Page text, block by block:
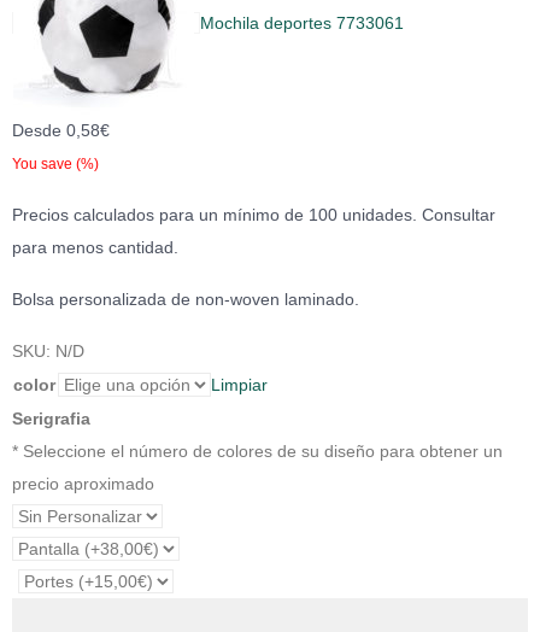
Mochila deportes 7733061
Desde 0,58€
You save (%)
Precios calculados para un mínimo de 100 unidades. Consultar
para menos cantidad.
Bolsa personalizada de non-woven laminado.
SKU: N/D
color
Limpiar
Serigrafia
* Seleccione el número de colores de su diseño para obtener un
precio aproximado